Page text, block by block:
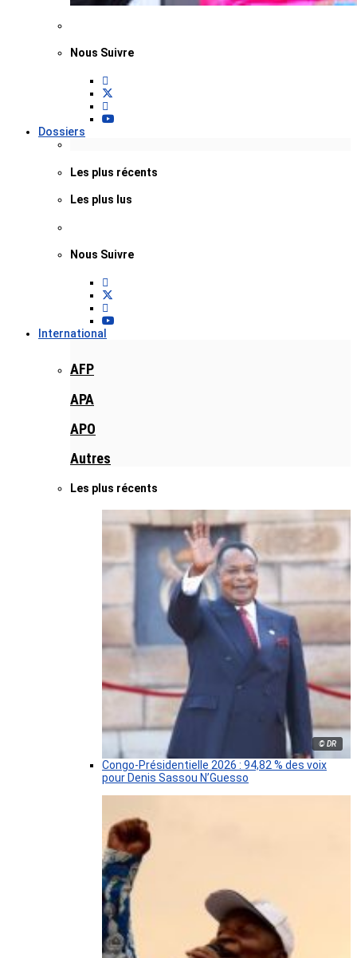
Nous Suivre
Dossiers
Les plus récents
Les plus lus
Nous Suivre
International
AFP
APA
APO
Autres
Les plus récents
© DR
Congo-Présidentielle 2026 : 94,82 % des voix
pour Denis Sassou N’Guesso